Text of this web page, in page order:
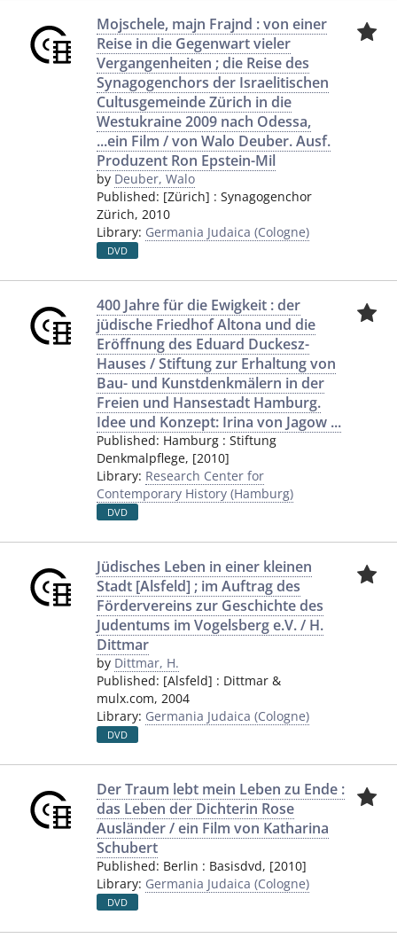
Mojschele, majn Frajnd : von einer
Reise in die Gegenwart vieler
Vergangenheiten ; die Reise des
Synagogenchors der Israelitischen
Cultusgemeinde Zürich in die
Westukraine 2009 nach Odessa,
...ein Film / von Walo Deuber. Ausf.
Produzent Ron Epstein-Mil
by Deuber, Walo
Published: [Zürich] : Synagogenchor
Zürich, 2010
Library: Germania Judaica (Cologne)
DVD
400 Jahre für die Ewigkeit : der
jüdische Friedhof Altona und die
Eröffnung des Eduard Duckesz-
Hauses / Stiftung zur Erhaltung von
Bau- und Kunstdenkmälern in der
Freien und Hansestadt Hamburg.
Idee und Konzept: Irina von Jagow ...
Published: Hamburg : Stiftung
Denkmalpflege, [2010]
Library: Research Center for
Contemporary History (Hamburg)
DVD
Jüdisches Leben in einer kleinen
Stadt [Alsfeld] ; im Auftrag des
Fördervereins zur Geschichte des
Judentums im Vogelsberg e.V. / H.
Dittmar
by Dittmar, H.
Published: [Alsfeld] : Dittmar &
mulx.com, 2004
Library: Germania Judaica (Cologne)
DVD
Der Traum lebt mein Leben zu Ende :
das Leben der Dichterin Rose
Ausländer / ein Film von Katharina
Schubert
Published: Berlin : Basisdvd, [2010]
Library: Germania Judaica (Cologne)
DVD